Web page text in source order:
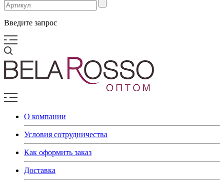
Введите запрос
О компании
Условия сотрудничества
Как оформить заказ
Доставка